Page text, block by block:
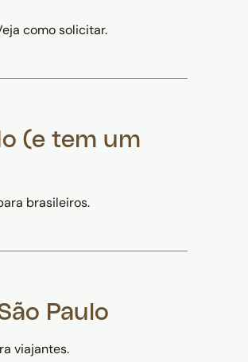
como solicitar.
(e tem um
brasileiros.
Paulo
viajantes.